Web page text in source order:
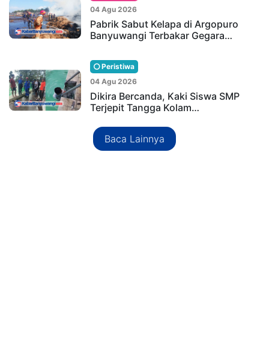
04 Agu 2026
Pabrik Sabut Kelapa di Argopuro
Banyuwangi Terbakar Gegara…
Peristiwa
04 Agu 2026
Dikira Bercanda, Kaki Siswa SMP
Terjepit Tangga Kolam…
Baca Lainnya